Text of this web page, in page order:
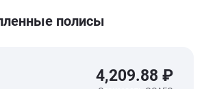
полисы
4,209.88 ₽